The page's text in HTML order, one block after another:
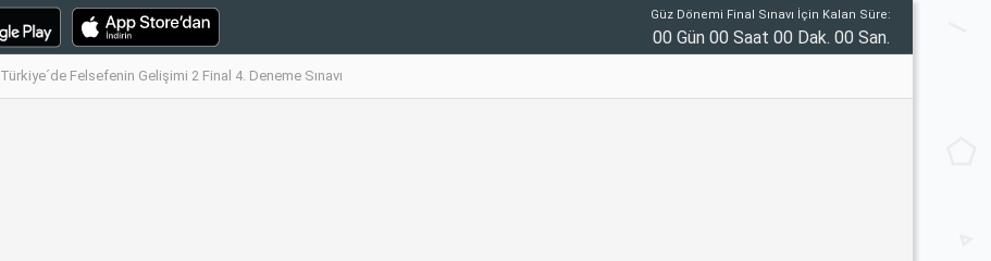
Güz Dönemi Final Sınavı İçin Kalan Süre:
00 Gün 00 Saat 00 Dak. 00 San.
Türkiye´de Felsefenin Gelişimi 2 Final 4. Deneme Sınavı